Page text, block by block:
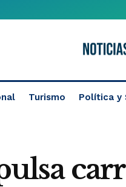
Turismo Política y